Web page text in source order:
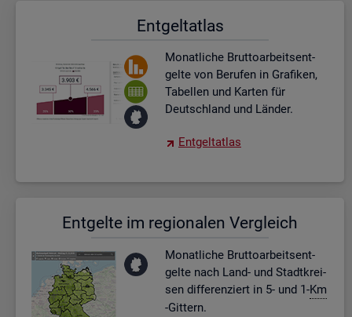
Ent­gel­t­at­las
Mo­nat­li­che Brut­to­ar­beits­ent­
gel­te von Be­ru­fen in Gra­fi­ken,
Ta­bel­len und Kar­ten für
Deutsch­land und Län­der.
Ent­gel­t­at­las
Ent­gel­te im re­gio­na­len Ver­gleich
Mo­nat­li­che Brut­to­ar­beits­ent­
gel­te nach Land- und Stadt­krei­
sen dif­fe­ren­ziert in 5- und 1-Km
-Git­tern.